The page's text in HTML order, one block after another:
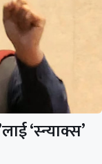
‘स्न्याक्स’